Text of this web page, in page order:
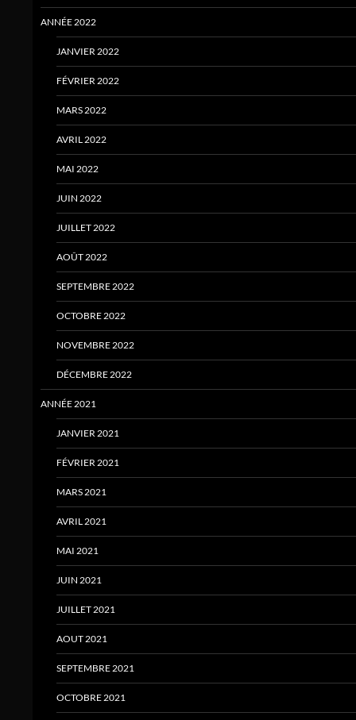
ANNÉE 2022
JANVIER 2022
FÉVRIER 2022
MARS 2022
AVRIL 2022
MAI 2022
JUIN 2022
JUILLET 2022
AOÛT 2022
SEPTEMBRE 2022
OCTOBRE 2022
NOVEMBRE 2022
DÉCEMBRE 2022
ANNÉE 2021
JANVIER 2021
FÉVRIER 2021
MARS 2021
AVRIL 2021
MAI 2021
JUIN 2021
JUILLET 2021
AOUT 2021
SEPTEMBRE 2021
OCTOBRE 2021